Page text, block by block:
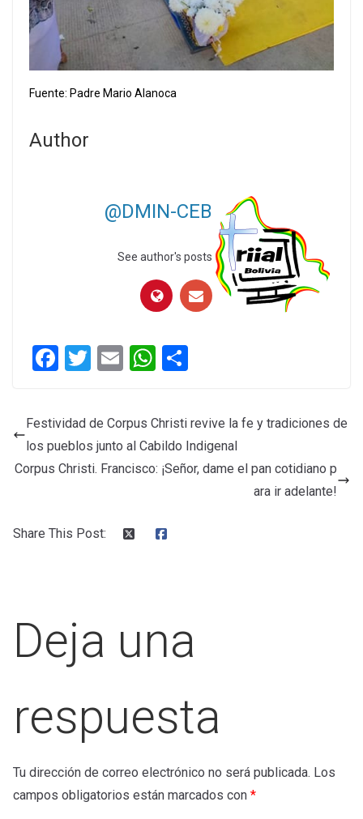
Fuente: Padre Mario Alanoca
Author
@DMIN-CEB
See author's posts
F
ce
b
o
T
tt
er
E
W
at
s
A
m
p
ar
Festividad de Corpus Christi revive la fe y tradiciones de
los pueblos junto al Cabildo Indigenal
Corpus Christi. Francisco: ¡Señor, dame el pan cotidiano p
ara ir adelante!
Share This Post:
Deja una
respuesta
Tu dirección de correo electrónico no será publicada. Los
campos obligatorios están marcados con *